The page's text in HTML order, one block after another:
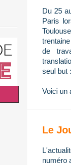
Du 25
Paris
de
seul but
Voici un
Le
numéro